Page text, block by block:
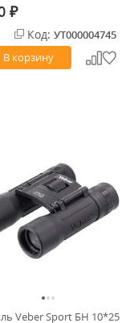
₽
Код: УТ000004745
В корзину
Veber Sport БН 10*25